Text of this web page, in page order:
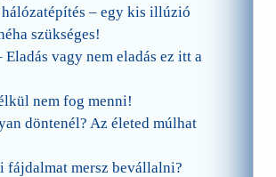
– egy kis illúzió
szükséges!
vagy nem eladás ez itt a
nem fog menni!
döntenél? Az életed múlhat
fájdalmat mersz bevállalni?